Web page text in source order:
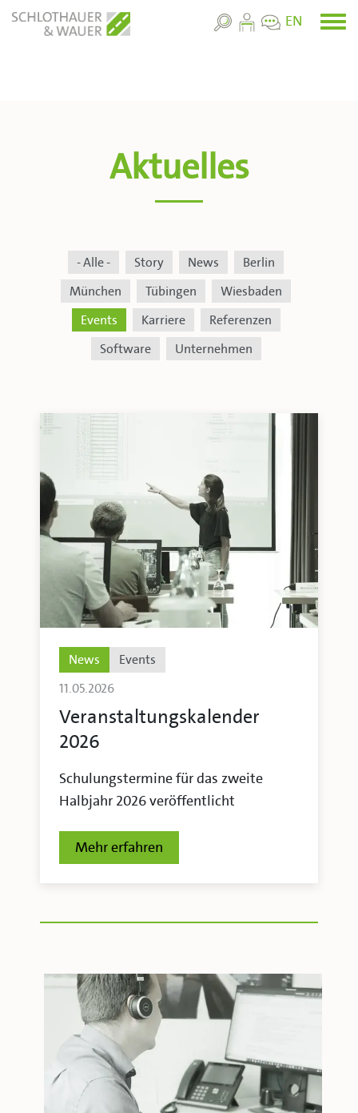
Skip
EN
Aktuelles
- Alle - Story News
Berlin
München
Tübingen
Wiesbaden
Events
Karriere
Referenzen
Software
Unternehmen
News
Events
11.05.2026
Veranstaltungskalender
2026
Schulungstermine für das zweite
Halbjahr 2026 veröffentlicht
Mehr erfahren